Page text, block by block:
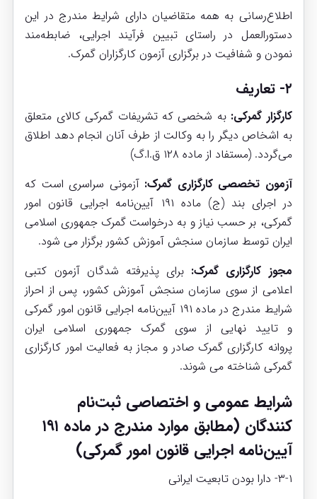
اطلاع‌رسانی به همه متقاضیان دارای شرایط مندرج در این
دستورالعمل در راستای تبیین فرآیند اجرایی، ضابطه‌مند
نمودن و شفافیت در برگزاری آزمون کارگزاران گمرک.
۲- تعاریف
کارگزار گمرکی: به شخصی که تشریفات گمرکی کالای متعلق
به اشخاص دیگر را به وکالت از طرف آنان انجام دهد اطلاق
می‌گردد. (مستفاد از ماده ۱۲۸ ق.ا.گ)
آزمون تخصصی کارگزاری گمرک: آزمونی سراسری است که
در اجرای بند (ج) ماده ۱۹۱
آیین‌نامه اجرایی قانون امور
گمرکی، بر حسب نیاز و به درخواست گمرک جمهوری اسلامی
ایران توسط سازمان سنجش آموزش کشور برگزار می شود.
مجوز کارگزاری گمرک: برای پذیرفته شدگان آزمون کتبی
اعلامی از سوی سازمان سنجش آموزش کشور، پس از احراز
شرایط مندرج در ماده ۱۹۱ آیین‌نامه اجرایی قانون امور گمرکی
و تایید نهایی از سوی گمرک جمهوری اسلامی ایران
پروانه کارگزاری گمرک صادر و مجاز به فعالیت امور کارگزاری
گمرکی شناخته می شوند.
شرایط عمومی و اختصاصی ثبت‌نام
کنندگان (مطابق موارد مندرج در ماده ۱۹۱
آیین‌نامه اجرایی قانون امور گمرکی)
۳-۱- دارا بودن تابعیت ایرانی